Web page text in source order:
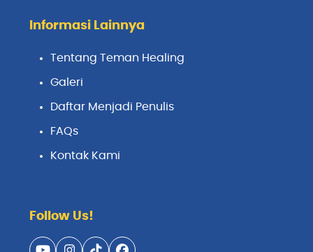
Informasi Lainnya
Tentang Teman Healing
Galeri
Daftar Menjadi Penulis
FAQs
Kontak Kami
Follow Us!